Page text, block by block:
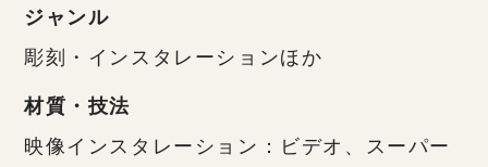
ジャンル
彫刻・インスタレーションほか
材質・技法
映像インスタレーション：ビデオ、スーパー